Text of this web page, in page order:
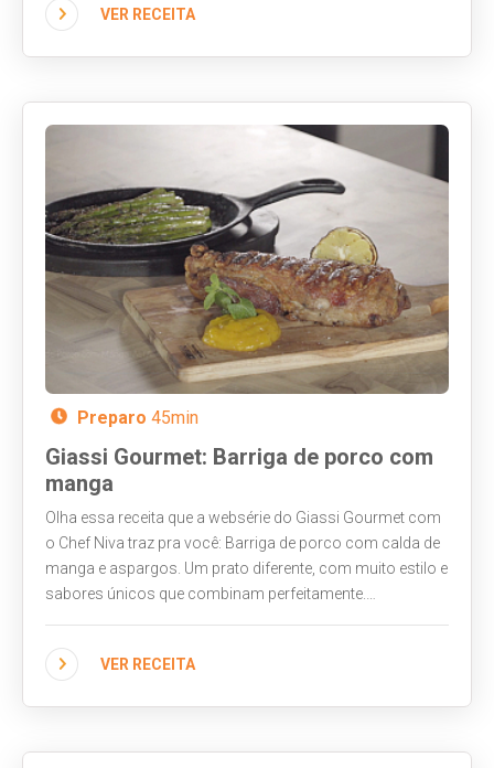
acompanhamentos. Veja no vídeo como fazer e
VER RECEITA
Preparo 45min
Giassi Gourmet: Barriga de porco com
manga
Olha essa receita que a websérie do Giassi Gourmet com
o Chef Niva traz pra você: Barriga de porco com calda de
manga e aspargos. Um prato diferente, com muito estilo e
sabores únicos que combinam perfeitamente.
VER RECEITA